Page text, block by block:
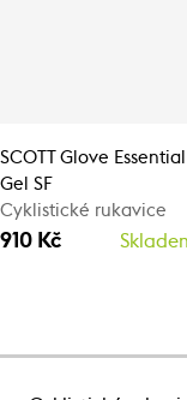
SCOTT Glove Essential
Gel SF
Cyklistické rukavice
910 Kč